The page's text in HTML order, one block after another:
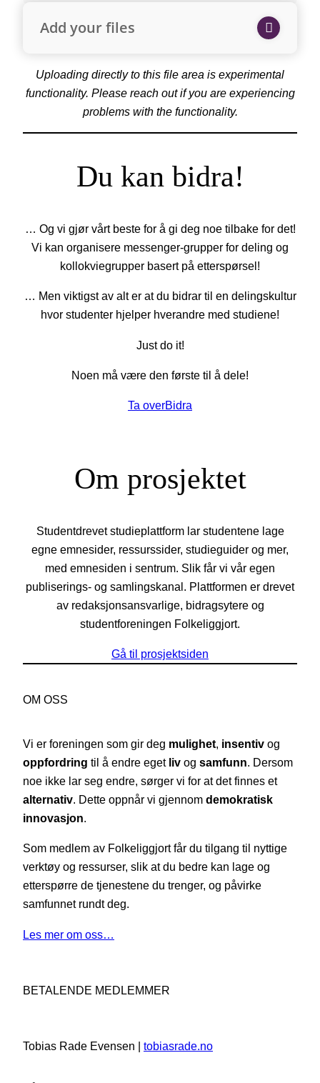
Add your files
Uploading directly to this file area is experimental
functionality. Please reach out if you are experiencing
problems with the functionality.
Du kan bidra!
… Og vi gjør vårt beste for å gi deg noe tilbake for det!
Vi kan organisere messenger-grupper for deling og
kollokviegrupper basert på etterspørsel!
… Men viktigst av alt er at du bidrar til en delingskultur
hvor studenter hjelper hverandre med studiene!
Just do it!
Noen må være den første til å dele!
Ta overBidra
Om prosjektet
Studentdrevet studieplattform lar studentene lage
egne emnesider, ressurssider, studieguider og mer,
med emnesiden i sentrum. Slik får vi vår egen
publiserings- og samlingskanal. Plattformen er drevet
av redaksjonsansvarlige, bidragsytere og
studentforeningen Folkeliggjort.
Gå til prosjektsiden
OM OSS
Vi er foreningen som gir deg mulighet, insentiv og
oppfordring til å endre eget liv og samfunn. Dersom
noe ikke lar seg endre, sørger vi for at det finnes et
alternativ. Dette oppnår vi gjennom demokratisk
innovasjon.
Som medlem av Folkeliggjort får du tilgang til nyttige
verktøy og ressurser, slik at du bedre kan lage og
etterspørre de tjenestene du trenger, og påvirke
samfunnet rundt deg.
Les mer om oss…
BETALENDE MEDLEMMER
Tobias Rade Evensen | tobiasrade.no